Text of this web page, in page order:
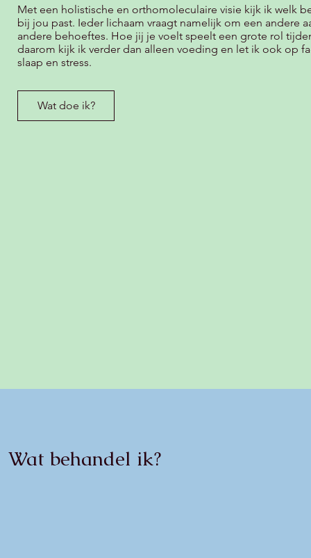
Met een holistische en orthomoleculaire visie kijk ik welk
bij jou past. Ieder lichaam vraagt namelijk om een andere
andere behoeftes. Hoe jij je voelt speelt een grote rol
daarom kijk ik verder dan alleen voeding en let ik ook op
slaap en stress.
Wat doe ik?
Wat behandel ik?